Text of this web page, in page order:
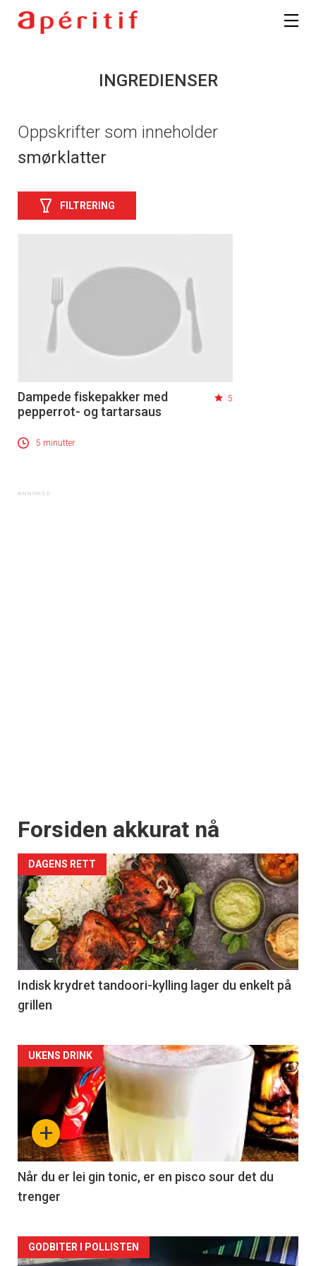
INGREDIENSER
Oppskrifter som inneholder
smørklatter
FILTRERING
Dampede fiskepakker med
pepperrot- og tartarsaus
5
5 minutter
Forsiden akkurat nå
DAGENS RETT
Indisk krydret tandoori-kylling lager du enkelt på
grillen
Forsiden
akkurat
nå
-
2
+
UKENS DRINK
Når du er lei gin tonic, er en pisco sour det du
trenger
Forsiden
GODBITER I POLLISTEN